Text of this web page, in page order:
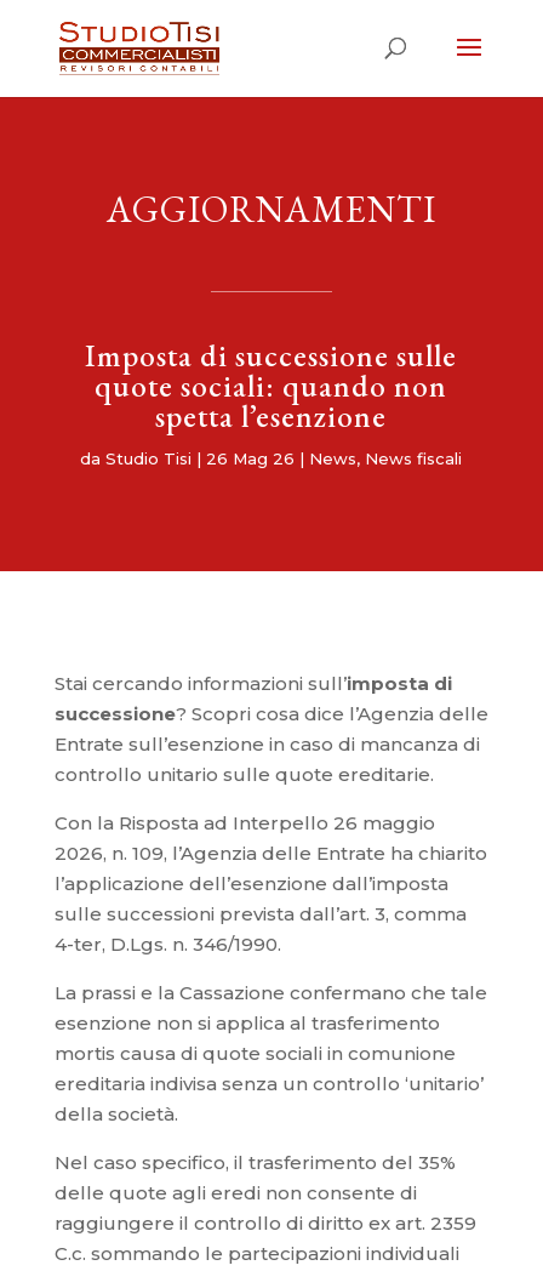
AGGIORNAMENTI
Imposta di successione sulle
quote sociali: quando non
spetta l’esenzione
daStudio Tisi | 26 Mag 26 | News, News fiscali
Stai cercando informazioni sull’imposta di
successione? Scopri cosa dice l’Agenzia delle
Entrate sull’esenzione in caso di mancanza di
controllo unitario sulle quote ereditarie.
Con la Risposta ad Interpello 26 maggio
2026, n. 109, l’Agenzia delle Entrate ha chiarito
l’applicazione dell’esenzione dall’imposta
sulle successioni prevista dall’art. 3, comma
4-ter, D.Lgs. n. 346/1990.
La prassi e la Cassazione confermano che tale
esenzione non si applica al trasferimento
mortis causa di quote sociali in comunione
ereditaria indivisa senza un controllo ‘unitario’
della società.
Nel caso specifico, il trasferimento del 35%
delle quote agli eredi non consente di
raggiungere il controllo di diritto ex art. 2359
C.c. sommando le partecipazioni individuali